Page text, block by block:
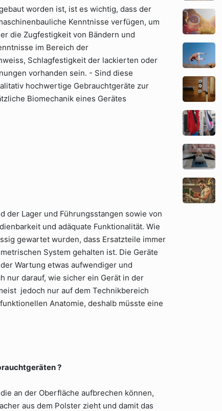
worden ist, ist es wichtig, dass der
Kenntnisse verfügen, um
die Zugfestigkeit von Bändern und
im Bereich der
Schlagfestigkeit der lackierten oder
vorhanden sein. - Sind diese
hochwertige Gebrauchtgeräte zur
Biomechanik eines Gerätes
der Lager und Führungsstangen sowie von
und adäquate Funktionalität. Wie
gewartet wurden, dass Ersatzteile immer
System gehalten ist. Die Geräte
Wartung etwas aufwendiger und
nur darauf, wie sicher ein Gerät in der
jedoch nur auf dem Technikbereich
Anatomie, deshalb müsste eine
?
an der Oberfläche aufbrechen können,
aus dem Polster zieht und damit das